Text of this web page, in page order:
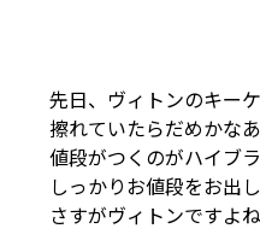
先日、ヴィトンのキー
擦れていたらだめかな
値段がつくのがハイブ
しっかりお値段をお出
さすがヴィトンですよ